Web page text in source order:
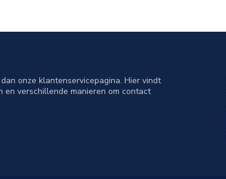
onze klantenservicepagina. Hier vindt
verschillende manieren om contact